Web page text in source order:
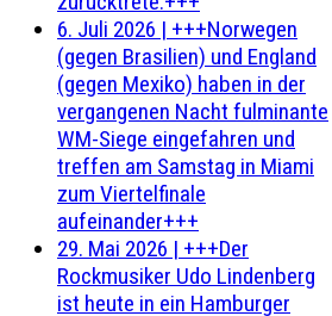
6. Juli 2026 | +++Norwegen
(gegen Brasilien) und England
(gegen Mexiko) haben in der
vergangenen Nacht fulminante
WM-Siege eingefahren und
treffen am Samstag in Miami
zum Viertelfinale
aufeinander+++
29. Mai 2026 | +++Der
Rockmusiker Udo Lindenberg
ist heute in ein Hamburger